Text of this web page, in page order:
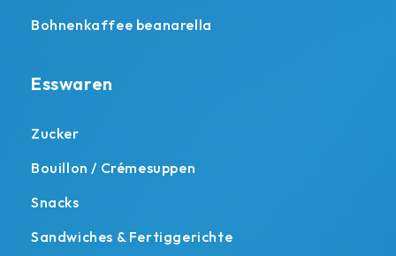
Bohnenkaffee beanarella
Esswaren
Zucker
Bouillon / Crémesuppen
Snacks
Sandwiches & Fertiggerichte